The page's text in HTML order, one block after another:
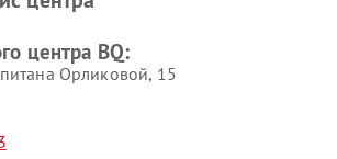
центра BQ:
Орликовой, 15